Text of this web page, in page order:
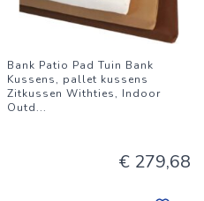
Bank Patio Pad Tuin Bank
Kussens, pallet kussens
Zitkussen Withties, Indoor
Outd...
€ 279,68